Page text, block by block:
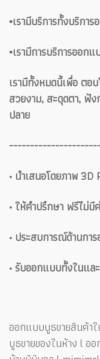
▪️เรามีบริการทั้งบริก
▪️เรามีการบริการออก
เรามีทั้งหมดนี้เพื่อ ตอ
สวยงาม, สะดุดตา, ฟั
ปลาย
• นำเสนอโดยภาพ
• ให้คำปรึกษา ฟรีไม่มี
• ประสบการณ์ด้านกา
• รับออกแบบทั้งในแล
ออกแบบบูธขายสินค้า
บูธขายของในห้าง l อ